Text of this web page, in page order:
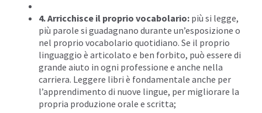
4. Arricchisce il proprio vocabolario: più si legge,
più parole si guadagnano durante un’esposizione o
nel proprio vocabolario quotidiano. Se il proprio
linguaggio è articolato e ben forbito, può essere di
grande aiuto in ogni professione e anche nella
carriera. Leggere libri è fondamentale anche per
l’apprendimento di nuove lingue, per migliorare la
propria produzione orale e scritta;